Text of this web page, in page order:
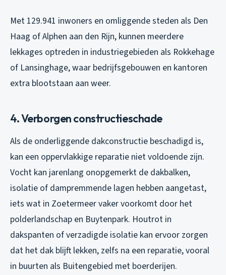
Met 129.941 inwoners en omliggende steden als Den
Haag of Alphen aan den Rijn, kunnen meerdere
lekkages optreden in industriegebieden als Rokkehage
of Lansinghage, waar bedrijfsgebouwen en kantoren
extra blootstaan aan weer.
4. Verborgen constructieschade
Als de onderliggende dakconstructie beschadigd is,
kan een oppervlakkige reparatie niet voldoende zijn.
Vocht kan jarenlang onopgemerkt de dakbalken,
isolatie of dampremmende lagen hebben aangetast,
iets wat in Zoetermeer vaker voorkomt door het
polderlandschap en Buytenpark. Houtrot in
dakspanten of verzadigde isolatie kan ervoor zorgen
dat het dak blijft lekken, zelfs na een reparatie, vooral
in buurten als Buitengebied met boerderijen.